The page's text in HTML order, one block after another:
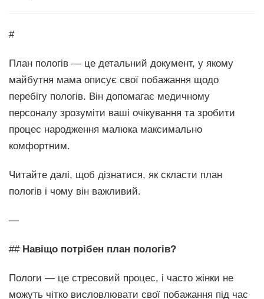
#
План пологів — це детальний документ, у якому
майбутня мама описує свої побажання щодо
перебігу пологів. Він допомагає медичному
персоналу зрозуміти ваші очікування та зробити
процес народження малюка максимально
комфортним.
Читайте далі, щоб дізнатися, як скласти план
пологів і чому він важливий.
—
## Навіщо потрібен план пологів?
Пологи — це стресовий процес, і часто жінки не
можуть чітко висловлювати свої побажання під час